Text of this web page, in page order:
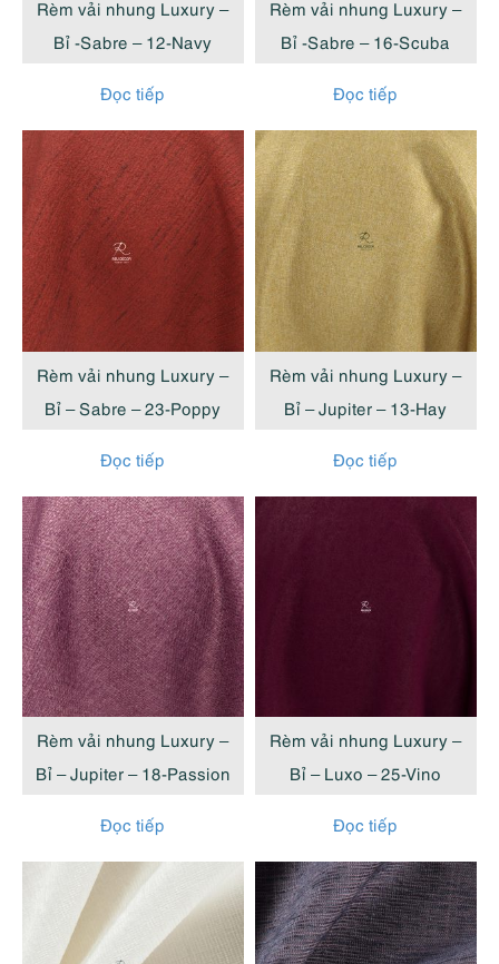
Rèm vải nhung Luxury –
Bỉ -Sabre – 12-Navy
Đọc tiếp
Rèm vải nhung Luxury –
Bỉ -Sabre – 16-Scuba
Đọc tiếp
Rèm vải nhung Luxury –
Bỉ – Sabre – 23-Poppy
Đọc tiếp
Rèm vải nhung Luxury –
Bỉ – Jupiter – 13-Hay
Đọc tiếp
Rèm vải nhung Luxury –
Bỉ – Jupiter – 18-Passion
Đọc tiếp
Rèm vải nhung Luxury –
Bỉ – Luxo – 25-Vino
Đọc tiếp